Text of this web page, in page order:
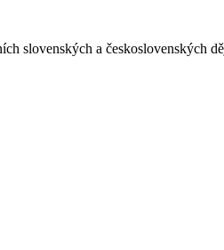
slovenských a československých